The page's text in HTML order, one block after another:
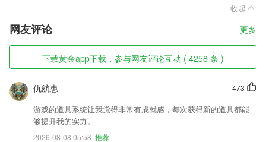
收起
网友评论 更多
下载黄金app下载，参与网友评论互动 ( 4258 条 )
473
仇航惠
游戏的道具系统让我觉得非常有成就感，每次获得新的道具都能
够提升我的实力。
2026-08-08 05:58 推荐